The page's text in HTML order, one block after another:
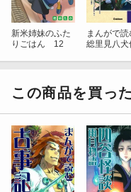
新米姉妹のふた
りごはん 12
まんがで読
総里見八犬
この商品を買っ